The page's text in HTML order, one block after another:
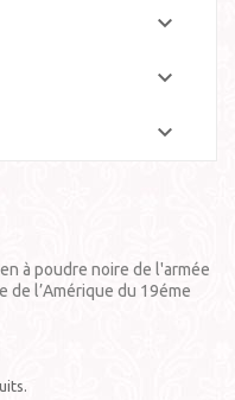



à poudre noire de l'armée
l’Amérique du 19éme